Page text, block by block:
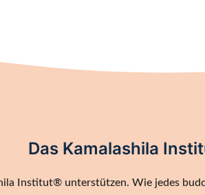
Das Kamalashila
Institut® unterstützen. Wie jedes